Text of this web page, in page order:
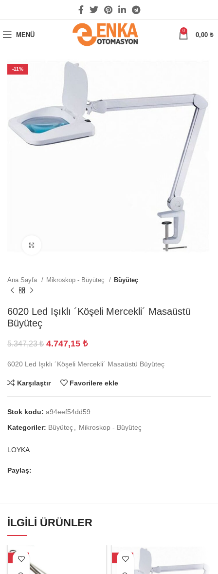
MENÜ
0
0,00 ₺
-11%
Ana Sayfa Mikroskop - Büyüteç Büyüteç
6020 Led Işıklı ´Köşeli Mercekli´ Masaüstü
Büyüteç
5.347,23₺ 4.747,15 ₺
6020 Led Işıklı ´Köşeli Mercekli´ Masaüstü Büyüteç
Karşılaştır Favorilere ekle
Stok kodu: a94eef54dd59
Kategoriler: Büyüteç Mikroskop - Büyüteç
LOYKA
Paylaş:
İLGILI ÜRÜNLER
-34% -23%